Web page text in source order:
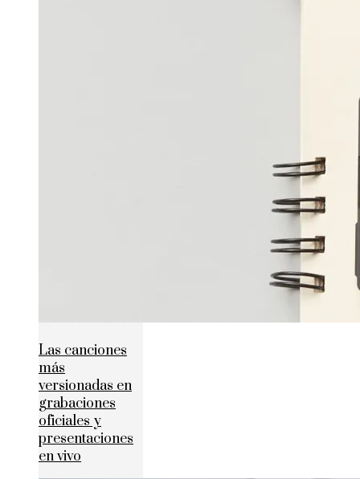
Las canciones
más
versionadas en
grabaciones
oficiales y
presentaciones
en vivo